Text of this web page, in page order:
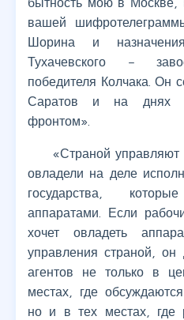
вашей
Шорина и
Тухачевского –
победителя Колчака. Он
Саратов и на днях
фронтом».
«Страной управляют
овладели на деле
государства,
аппаратами. Если
хочет овладеть
управления страной,
агентов не только в
местах, где
но и в тех местах, где